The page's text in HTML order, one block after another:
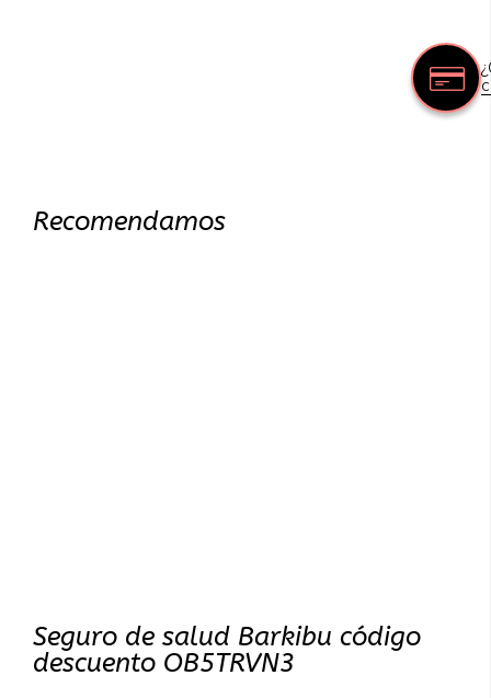
Recomendamos
Seguro de salud Barkibu código
descuento OB5TRVN3